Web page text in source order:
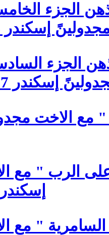
الجزء
إسكندر 6 مارس 2024
الجزء
إسكندر 27 مارس 2024
الرب " مع
إسكندر 17 يناير 2024
" مع